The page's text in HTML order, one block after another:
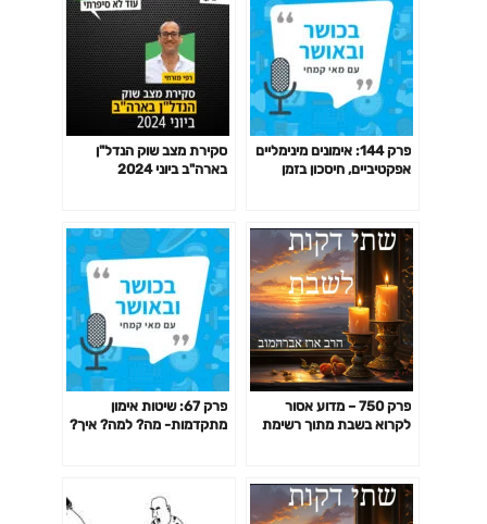
פרק 144: אימונים מינימליים
אפקטיביים, חיסכון בזמן
סקירת מצב שוק הנדל"ן
בארה"ב ביוני 2024
פרק 750 – מדוע אסור
לקרוא בשבת מתוך רשימת
פרק 67: שיטות אימון
מתקדמות- מה? למה? איך?